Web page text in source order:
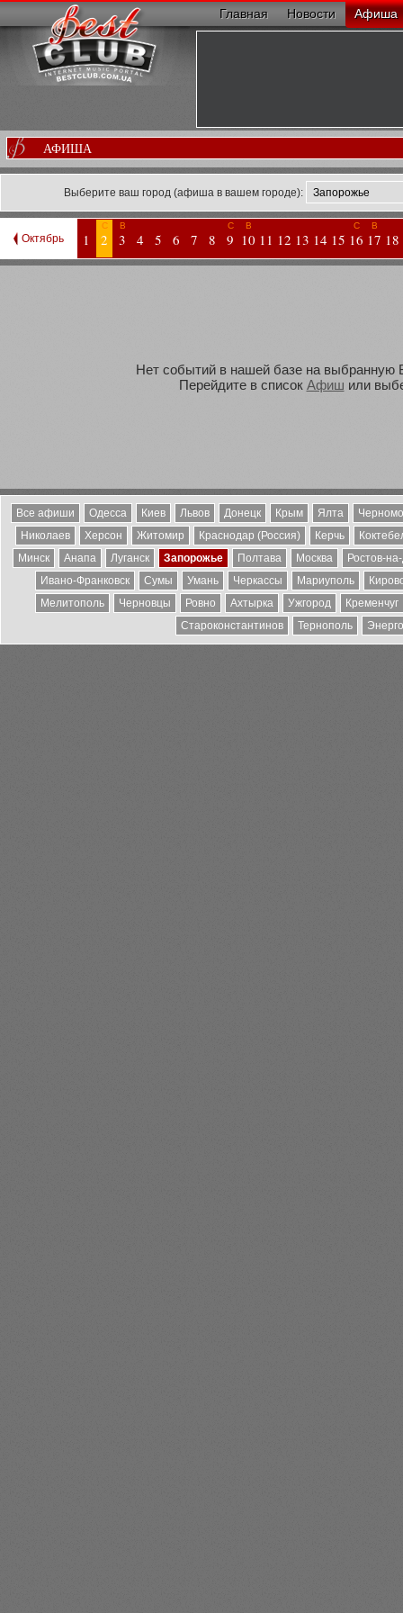
Главная Новости Афиша
АФИША
Выберите ваш город (афиша в вашем городе):
Октябрь 1
С
2
В
3 4 5 6 7 8
С
9
В
10 11 12 13 14 15
С
16
В
17 18
Нет событий в нашей базе на выбранную
Перейдите в список Афиш или
Все афиши Одесса Киев Львов Донецк Крым Ялта
Николаев
Херсон Житомир Краснодар (Россия) Керчь
Минск
Анапа Луганск Запорожье Полтава Москва
Ростов-
Ивано-Франковск
Сумы Умань Черкассы Мариуполь
Мелитополь
Черновцы Ровно Ахтырка Ужгород
Кременчуг
Староконстантинов
Тернополь